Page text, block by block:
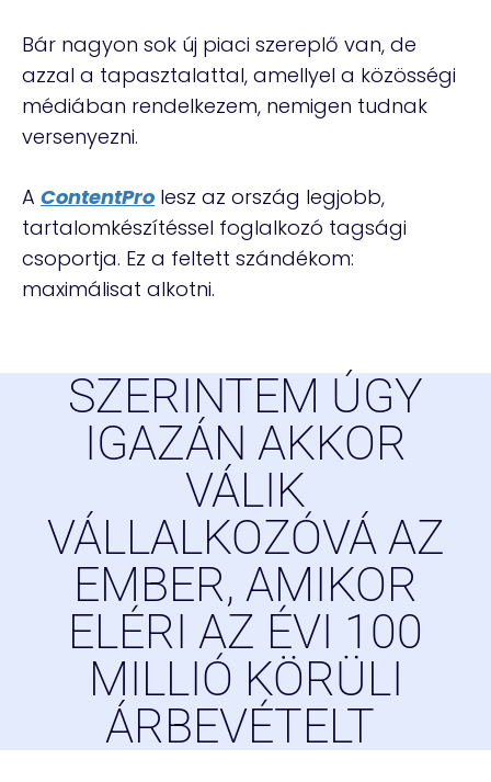
Bár nagyon sok új piaci szereplő van, de
azzal a tapasztalattal, amellyel a közösségi
médiában rendelkezem, nemigen tudnak
versenyezni.
A ContentPro lesz az ország legjobb,
tartalomkészítéssel foglalkozó tagsági
csoportja. Ez a feltett szándékom:
maximálisat alkotni.
SZERINTEM ÚGY
IGAZÁN AKKOR
VÁLIK
VÁLLALKOZÓVÁ AZ
EMBER, AMIKOR
ELÉRI AZ ÉVI 100
MILLIÓ KÖRÜLI
ÁRBEVÉTELT